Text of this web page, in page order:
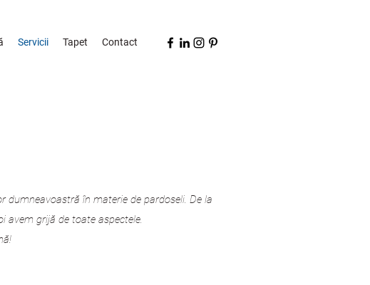
Servicii Tapet Contact
dumneavoastră în materie de pardoseli. De la
avem grijă de toate aspectele.